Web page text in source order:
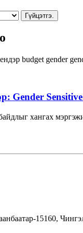
Гүйцэтгэ.
budget gender
Gender
хангах
15160,